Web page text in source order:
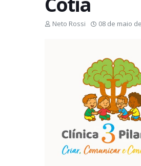
Neto Rossi 08 de maio